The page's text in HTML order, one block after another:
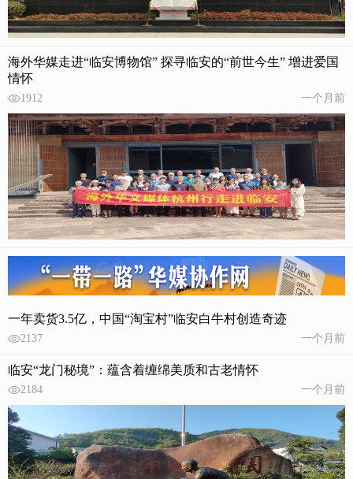
海外华媒走进“临安博物馆” 探寻临安的“前世今生” 增进爱国
情怀
1912 一个月前
一年卖货3.5亿，中国“淘宝村”临安白牛村创造奇迹
2137 一个月前
临安“龙门秘境”：蕴含着缠绵美质和古老情怀
2184 一个月前